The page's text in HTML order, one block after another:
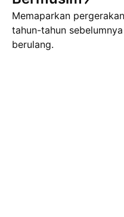
Memaparkan
tahun-tahun
berulang.